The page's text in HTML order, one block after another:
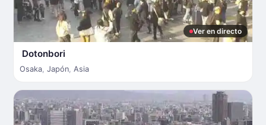
Ver en directo
Dotonbori
Osaka, Japón, Asia